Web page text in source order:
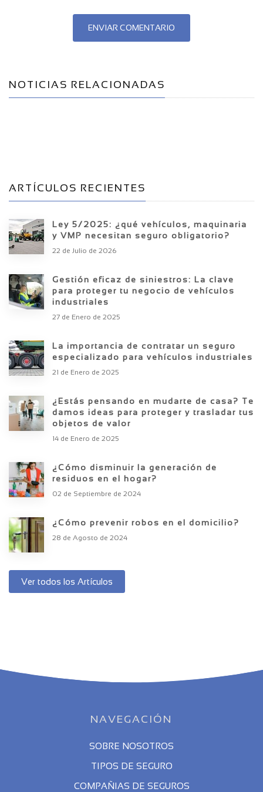
ENVIAR COMENTARIO
NOTICIAS RELACIONADAS
ARTÍCULOS RECIENTES
Ley 5/2025: ¿qué vehículos, maquinaria
y VMP necesitan seguro obligatorio?
22 de Julio de 2026
Gestión eficaz de siniestros: La clave
para proteger tu negocio de vehículos
industriales
27 de Enero de 2025
La importancia de contratar un seguro
especializado para vehículos industriales
21 de Enero de 2025
¿Estás pensando en mudarte de casa? Te
damos ideas para proteger y trasladar tus
objetos de valor
14 de Enero de 2025
¿Cómo disminuir la generación de
residuos en el hogar?
02 de Septiembre de 2024
¿Cómo prevenir robos en el domicilio?
28 de Agosto de 2024
Ver todos los Artículos
NAVEGACIÓN
SOBRE NOSOTROS
TIPOS DE SEGURO
COMPAÑIAS DE SEGUROS